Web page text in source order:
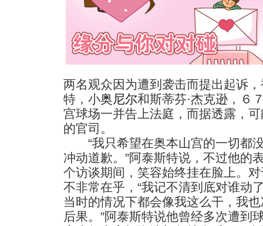
两名观众因为遭到袭击而提出起诉
特，小奥尼尔和斯蒂芬·杰克逊，６
宫球场一并告上法庭，而据透露，
的官司。
“我只希望在奥本山宫的一切都
冲动道歉。”阿泰斯特说，不过他的
个访谈期间，笑容始终挂在脸上。
不非常在乎，“我记不清到底对谁动
当时的情况下都会像我这么干，我
后果。”阿泰斯特说他曾经多次遭到